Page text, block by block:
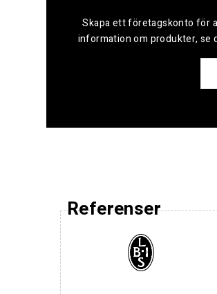
Skapa ett företagskonto för
information om produkter, se
Referenser